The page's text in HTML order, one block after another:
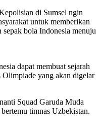
di Sumsel ngin
untuk memberikan
bola Indonesia menuju
dapat membuat sejarah
yang akan digelar
Squad Garuda Muda
timnas Uzbekistan.